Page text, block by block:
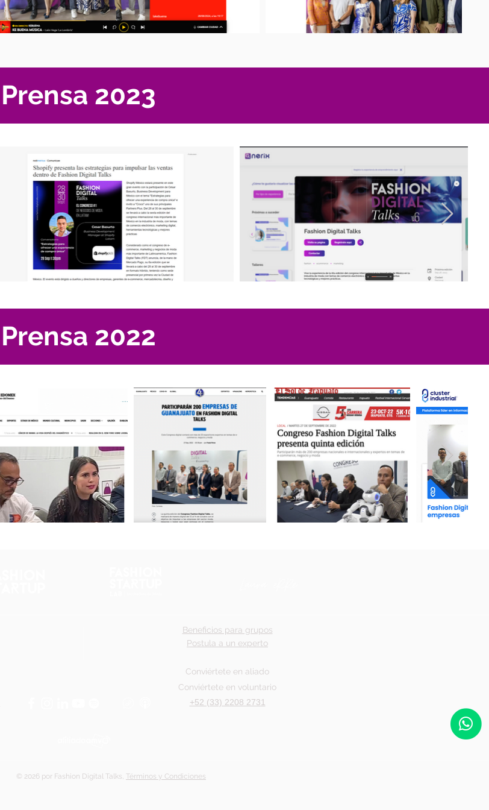
Prensa 2023
Prensa 2022
Beneficios para grupos
Postula a un experto
Conviértete en aliado
Conviértete en voluntario
+52 (33) 2208 2731
© 2026 por Fashion Digital Talks, Términos y Condiciones